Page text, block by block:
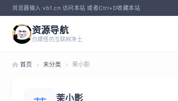
浏览器输入 vb1.cn 访问本站 或者Ctrl+D收藏本站
资源导航
白嫖怪的互联网净土
首页 未分类 茉小影
茉小影